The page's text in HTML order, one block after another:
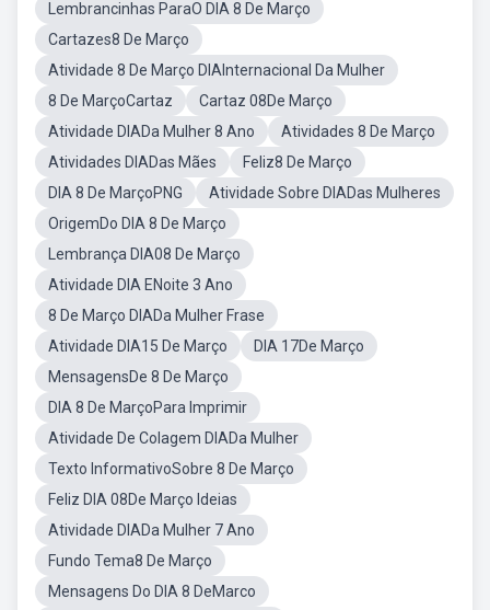
Lembrancinhas ParaO DIA 8 De Março
Cartazes8 De Março
Atividade 8 De Março DIAInternacional Da Mulher
8 De MarçoCartaz
Cartaz 08De Março
Atividade DIADa Mulher 8 Ano
Atividades 8 De Março
Atividades DIADas Mães
Feliz8 De Março
DIA 8 De MarçoPNG
Atividade Sobre DIADas Mulheres
OrigemDo DIA 8 De Março
Lembrança DIA08 De Março
Atividade DIA ENoite 3 Ano
8 De Março DIADa Mulher Frase
Atividade DIA15 De Março
DIA 17De Março
MensagensDe 8 De Março
DIA 8 De MarçoPara Imprimir
Atividade De Colagem DIADa Mulher
Texto InformativoSobre 8 De Março
Feliz DIA 08De Março Ideias
Atividade DIADa Mulher 7 Ano
Fundo Tema8 De Março
Mensagens Do DIA 8 DeMarco